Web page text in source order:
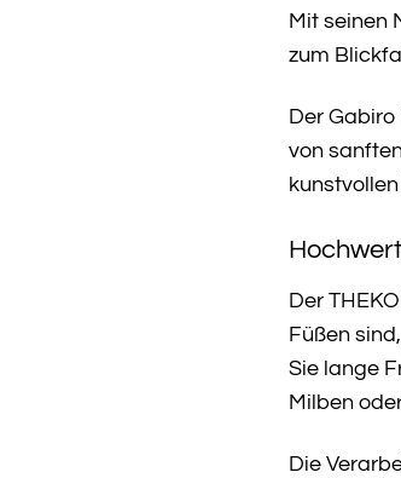
Mit seinen
zum
Der
von
Der
Füßen
Sie lange
Milben
Die